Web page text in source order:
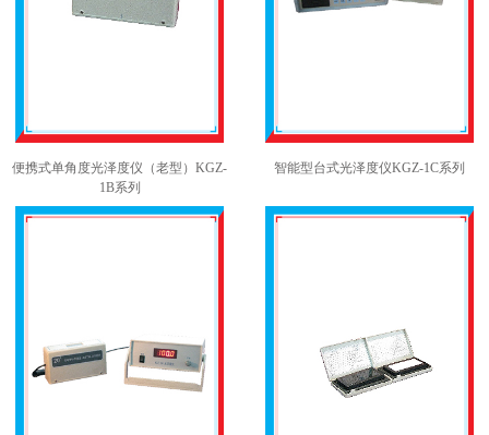
便携式单角度光泽度仪（老型）KGZ-
1B系列
智能型台式光泽度仪KGZ-1C系列